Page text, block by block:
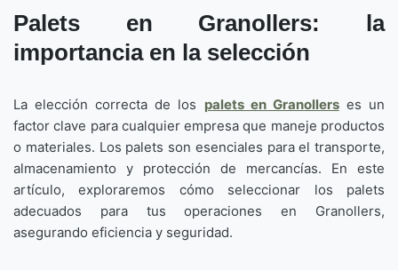
Palets en Granollers: la
importancia en la selección
La elección correcta de los palets en Granollerses un
factor clave para cualquier empresa que maneje productos
o materiales. Los palets son esenciales para el transporte,
almacenamiento y protección de mercancías. En este
artículo, exploraremos cómo seleccionar los palets
adecuados para tus operaciones en Granollers,
asegurando eficiencia y seguridad.